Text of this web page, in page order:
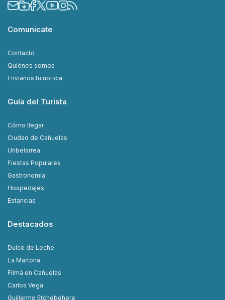
Comunicate
Contacto
Quiénes somos
Envianos tu noticia
Guía del Turista
Cómo llegar
Ciudad de Cañuelas
Uribelarrea
Fiestas Populares
Gastronomía
Hospedajes
Estancias
Destacados
Dulce de Leche
La Martona
Filmá en Cañuelas
Carlos Vega
Guillermo Etchebehere